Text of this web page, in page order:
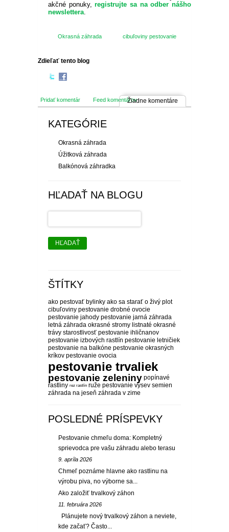
akčné ponuky,registrujte sa na odber nášho
newslettera.
Okrasná záhrada cibuľoviny pestovanie
Zdieľať tento blog
Pridať komentár Feed komentárovŽiadne komentáre
KATEGÓRIE
Okrasná záhrada
Úžitková záhrada
Balkónová záhradka
HĽADAŤ NA BLOGU
HĽADAŤ
ŠTÍTKY
ako pestovať bylinky ako sa starať o živý plot
cibuľoviny pestovanie drobné ovocie
pestovanie jahody pestovanie jarná záhrada
letná záhrada okrasné stromy listnaté okrasné
trávy starostlivosť pestovanie ihličnanov
pestovanie izbových rastlín pestovanie letničiek
pestovanie na balkóne pestovanie okrasných
kríkov pestovanie ovocia
pestovanie trvaliek
pestovanie zeleniny popínavé
rastliny rez rastlín ruže pestovanie výsev semien
záhrada na jeseň záhrada v zime
POSLEDNÉ PRÍSPEVKY
Pestovanie chmeľu doma: Kompletný
sprievodca pre vašu záhradu alebo terasu
9. apríla 2026
Chmeľ poznáme hlavne ako rastlinu na
výrobu piva, no výborne sa...
Ako založiť trvalkový záhon
11. februára 2026
Plánujete nový trvalkový záhon a neviete,
kde začať? Často...